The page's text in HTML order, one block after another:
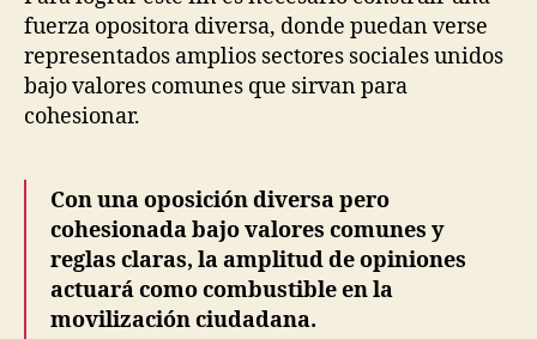
fuerza opositora diversa, donde puedan verse
representados amplios sectores sociales unidos
bajo valores comunes que sirvan para
cohesionar.
Con una oposición diversa pero
cohesionada bajo valores comunes y
reglas claras, la amplitud de opiniones
actuará como combustible en la
movilización ciudadana.